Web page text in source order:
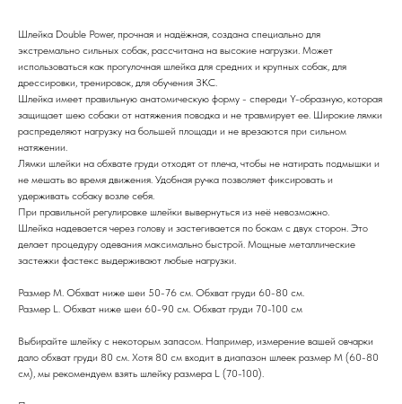
Шлейка Double Power, прочная и надёжная, создана специально для
экстремально сильных собак, рассчитана на высокие нагрузки. Может
использоваться как прогулочная шлейка для средних и крупных собак, для
дрессировки, тренировок, для обучения ЗКС.
Шлейка имеет правильную анатомическую форму - спереди Y-образную, которая
защищает шею собаки от натяжения поводка и не травмирует ее. Широкие лямки
распределяют нагрузку на большей площади и не врезаются при сильном
натяжении.
Лямки шлейки на обхвате груди отходят от плеча, чтобы не натирать подмышки и
не мешать во время движения. Удобная ручка позволяет фиксировать и
удерживать собаку возле себя.
При правильной регулировке шлейки вывернуться из неё невозможно.
Шлейка надевается через голову и застегивается по бокам с двух сторон. Это
делает процедуру одевания максимально быстрой. Мощные металлические
застежки фастекс выдерживают любые нагрузки.
Размер М. Обхват ниже шеи 50-76 см. Обхват груди 60-80 см.
Размер L. Обхват ниже шеи 60-90 см. Обхват груди 70-100 см
Выбирайте шлейку с некоторым запасом. Например, измерение вашей овчарки
дало обхват груди 80 см. Хотя 80 см входит в диапазон шлеек размер M (60-80
см), мы рекомендуем взять шлейку размера L (70-100).